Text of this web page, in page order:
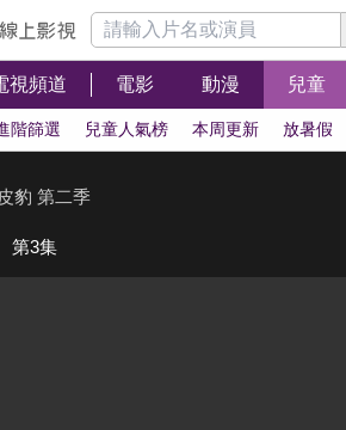
視頻道 電影 動漫 兒童
階篩選 兒童人氣榜 本周更新 放暑假
豹 第二季
第3集